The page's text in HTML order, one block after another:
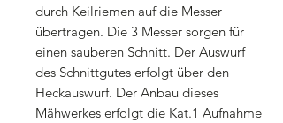
durch Keilriemen auf die Messer
übertragen. Die 3 Messer sorgen für
einen sauberen Schnitt. Der Auswurf
des Schnittgutes erfolgt über den
Heckauswurf. Der Anbau dieses
Mähwerkes erfolgt die Kat.1 Aufnahme